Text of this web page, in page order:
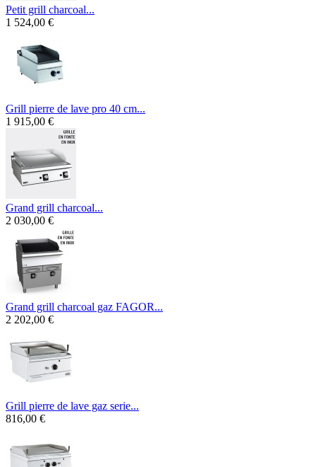
Petit grill charcoal...
1 524,00 €
Grill pierre de lave pro 40 cm...
1 915,00 €
Grand grill charcoal...
2 030,00 €
Grand grill charcoal gaz FAGOR...
2 202,00 €
Grill pierre de lave gaz serie...
816,00 €